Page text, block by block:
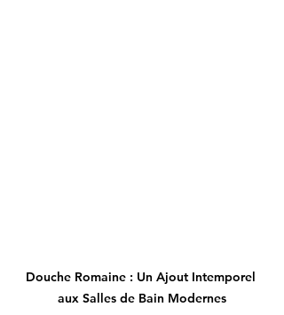
Douche Romaine : Un Ajout Intemporel
aux Salles de Bain Modernes